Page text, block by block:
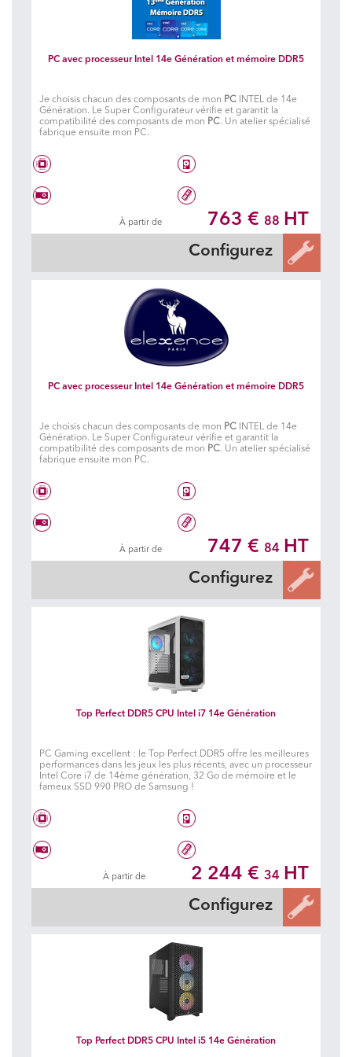
PC avec processeur Intel 14e Génération et mémoire DDR5
Je choisis chacun des composants de mon PC INTEL de 14e
Génération. Le Super Configurateur vérifie et garantit la
compatibilité des composants de mon PC. Un atelier spécialisé
fabrique ensuite mon PC.
Intel® Core i3 14100 Disque dur à choisir
Carte graphique à choisir 32 Go DDR5 5600 MHz
À partir de 763 € 88 HT
Configurez
PC avec processeur Intel 14e Génération et mémoire DDR5
Je choisis chacun des composants de mon PC INTEL de 14e
Génération. Le Super Configurateur vérifie et garantit la
compatibilité des composants de mon PC. Un atelier spécialisé
fabrique ensuite mon PC.
Intel® Core i5 14600K Disque dur à choisir
Carte graphique à choisir 16 Go DDR5 5600 MHz
À partir de 747 € 84 HT
Configurez
Top Perfect DDR5 CPU Intel i7 14e Génération
PC Gaming excellent : le Top Perfect DDR5 offre les meilleures
performances dans les jeux les plus récents, avec un processeur
Intel Core i7 de 14ème génération, 32 Go de mémoire et le
fameux SSD 990 PRO de Samsung !
Intel® Core i7 14700KF sans video
intégrée
1 To SSD
Geforce RTX 5070 Gaming OC 32 Go DDR5 5600 MHz
À partir de 2 244 € 34 HT
Configurez
Top Perfect DDR5 CPU Intel i5 14e Génération